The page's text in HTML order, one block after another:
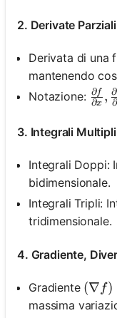
2. Derivate
Derivata di una
mantenendo
Notazione: ∂x
∂f , ∂
∂
3. Integrali
Integrali Doppi:
bidimensionale.
Integrali Tripli:
tridimensionale.
4. Gradiente,
Gradiente (∇ f)
massima